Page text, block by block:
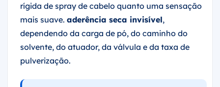
rígida de spray de cabelo quanto uma sensação
mais suave. aderência seca invisível,
dependendo da carga de pó, do caminho do
solvente, do atuador, da válvula e da taxa de
pulverização.